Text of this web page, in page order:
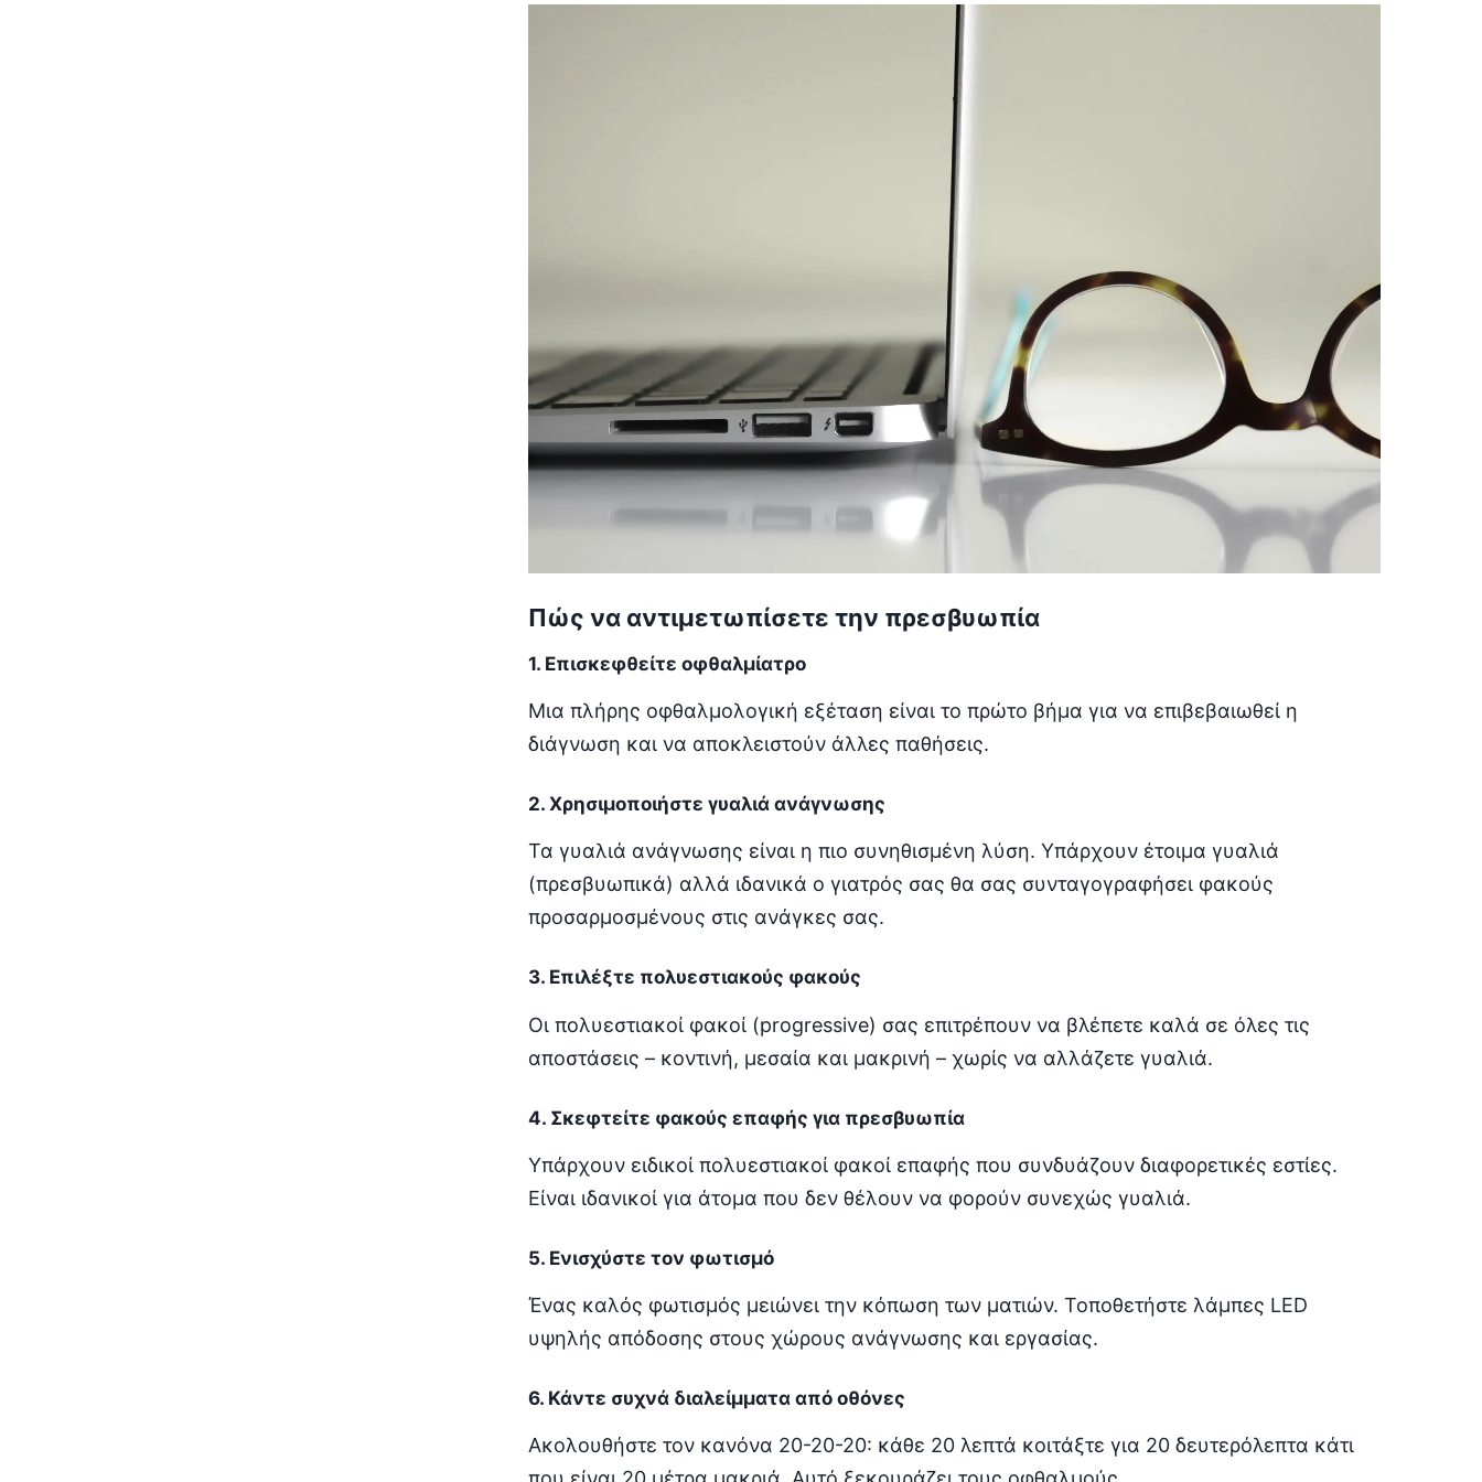
Πώς να αντιμετωπίσετε την πρεσβυωπία
1. Επισκεφθείτε οφθαλμίατρο
Μια πλήρης οφθαλμολογική εξέταση είναι το πρώτο βήμα για να επιβεβαιωθεί η
διάγνωση και να αποκλειστούν άλλες παθήσεις.
2. Χρησιμοποιήστε γυαλιά ανάγνωσης
Τα γυαλιά ανάγνωσης είναι η πιο συνηθισμένη λύση. Υπάρχουν έτοιμα γυαλιά
(πρεσβυωπικά) αλλά ιδανικά ο γιατρός σας θα σας συνταγογραφήσει φακούς
προσαρμοσμένους στις ανάγκες σας.
3. Επιλέξτε πολυεστιακούς φακούς
Οι πολυεστιακοί φακοί (progressive) σας επιτρέπουν να βλέπετε καλά σε όλες τις
αποστάσεις – κοντινή, μεσαία και μακρινή – χωρίς να αλλάζετε γυαλιά.
4. Σκεφτείτε φακούς επαφής για πρεσβυωπία
Υπάρχουν ειδικοί πολυεστιακοί φακοί επαφής που συνδυάζουν διαφορετικές εστίες.
Είναι ιδανικοί για άτομα που δεν θέλουν να φορούν συνεχώς γυαλιά.
5. Ενισχύστε τον φωτισμό
Ένας καλός φωτισμός μειώνει την κόπωση των ματιών. Τοποθετήστε λάμπες LED
υψηλής απόδοσης στους χώρους ανάγνωσης και εργασίας.
6. Κάντε συχνά διαλείμματα από οθόνες
Ακολουθήστε τον κανόνα 20-20-20: κάθε 20 λεπτά κοιτάξτε για 20 δευτερόλεπτα κάτι